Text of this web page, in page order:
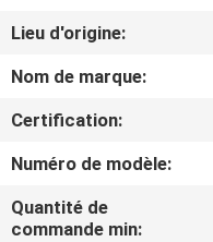
SHOW
PROPOS
DE
NOUS
Lieu d'origine:
Nom de marque:
Certification:
Numéro de modèle:
Quantité de
commande min: